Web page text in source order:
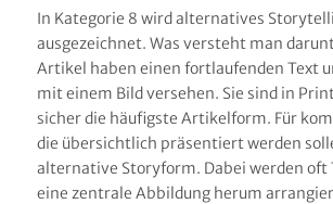
In Kategorie 8 wird alternatives
ausgezeichnet. Was versteht man
Artikel haben einen fortlaufenden Text
mit einem Bild versehen. Sie sind in
sicher die häufigste Artikelform. Für
die übersichtlich präsentiert werden
alternative Storyform. Dabei werden oft
eine zentrale Abbildung herum